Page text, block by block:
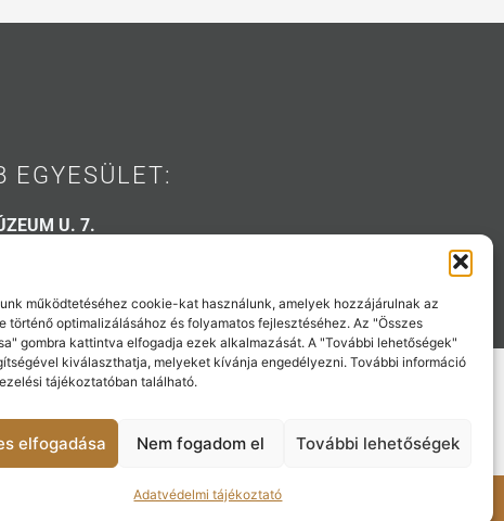
működtetéséhez cookie-kat használunk, amelyek hozzájárulnak az
történő optimalizálásához és folyamatos fejlesztéséhez. Az "Összes
gombra kattintva elfogadja ezek alkalmazását. A "További lehetőségek"
kiválaszthatja, melyeket kívánja engedélyezni. További információ
tájékoztatóban található.
elfogadása Nem fogadom el További lehetőségek
Adatvédelmi tájékoztató
EGYESÜLET:
U. 7.
klub.hu